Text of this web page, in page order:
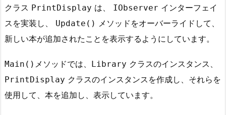
クラス PrintDisplay は、 IObserver インターフェイ
スを実装し、 Update()
メソッドをオーバーライドして、
新しい本が追加されたことを表示するようにしています。
Main() メソッドでは、 Library クラスのインスタンス、
PrintDisplay クラスのインスタンスを作成し、それらを
使用して、本を追加し、表示しています。